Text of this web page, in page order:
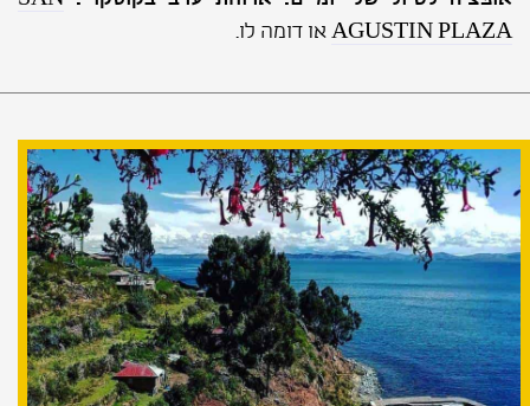
AGUSTIN PLAZA או דומה לו.